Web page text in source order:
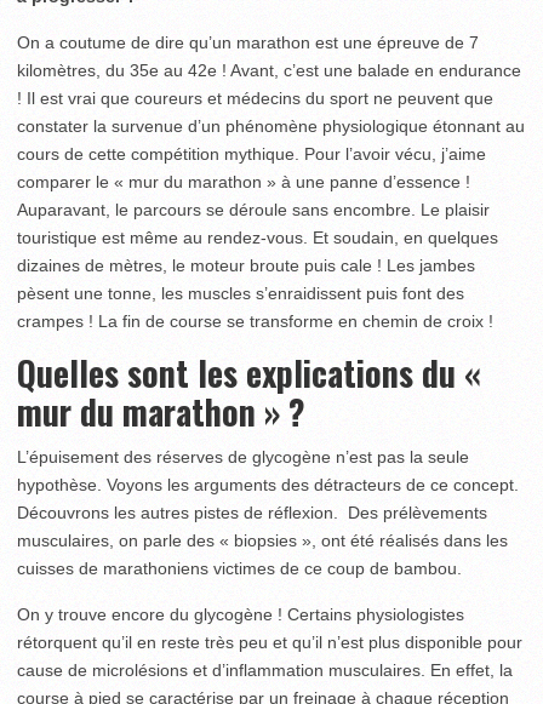
On a coutume de dire qu’un marathon est une épreuve de 7
kilomètres, du 35e au 42e ! Avant, c’est une balade en endurance
! Il est vrai que coureurs et médecins du sport ne peuvent que
constater la survenue d’un phénomène physiologique étonnant au
cours de cette compétition mythique. Pour l’avoir vécu, j’aime
comparer le « mur du marathon » à une panne d’essence !
Auparavant, le parcours se déroule sans encombre. Le plaisir
touristique est même au rendez-vous. Et soudain, en quelques
dizaines de mètres, le moteur broute puis cale ! Les jambes
pèsent une tonne, les muscles s’enraidissent puis font des
crampes ! La fin de course se transforme en chemin de croix !
Quelles sont les explications du «
mur du marathon » ?
L’épuisement des réserves de glycogène n’est pas la seule
hypothèse. Voyons les arguments des détracteurs de ce concept.
Découvrons les autres pistes de réflexion. Des prélèvements
musculaires, on parle des « biopsies », ont été réalisés dans les
cuisses de marathoniens victimes de ce coup de bambou.
On y trouve encore du glycogène ! Certains physiologistes
rétorquent qu’il en reste très peu et qu’il n’est plus disponible pour
cause de microlésions et d’inflammation musculaires. En effet, la
course à pied se caractérise par un freinage à chaque réception